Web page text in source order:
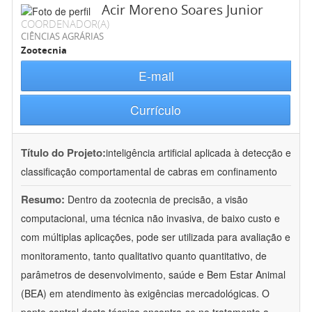
Acir Moreno Soares Junior
COORDENADOR(A)
CIÊNCIAS AGRÁRIAS
Zootecnia
E-mail
Currículo
Título do Projeto:inteligência artificial aplicada à detecção e
classificação comportamental de cabras em confinamento
Resumo: Dentro da zootecnia de precisão, a visão
computacional, uma técnica não invasiva, de baixo custo e
com múltiplas aplicações, pode ser utilizada para avaliação e
monitoramento, tanto qualitativo quanto quantitativo, de
parâmetros de desenvolvimento, saúde e Bem Estar Animal
(BEA) em atendimento às exigências mercadológicas. O